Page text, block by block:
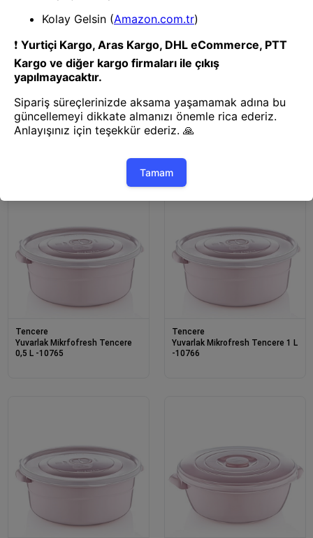
Tencere
Dikdörtgen Mikrofresh Tencere
1 L -10763
Tencere
Dikdörtgen Mikrofresh Tencere
2 L -10764
Tencere
Yuvarlak Mikrfofresh Tencere
0,5 L -10765
Tencere
Yuvarlak Mikrofresh Tencere 1 L
-10766